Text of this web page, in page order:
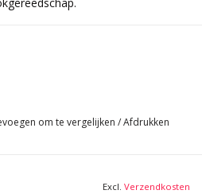
om te vergelijken /Afdrukken
Excl. Verzendkosten